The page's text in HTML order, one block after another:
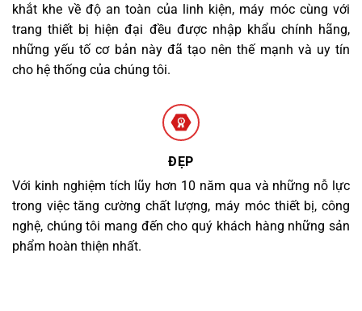
khắt khe về độ an toàn của linh kiện, máy móc cùng với
trang thiết bị hiện đại đều được nhập khẩu chính hãng,
những yếu tố cơ bản này đã tạo nên thế mạnh và uy tín
cho hệ thống của chúng tôi.
ĐẸP
Với kinh nghiệm tích lũy hơn 10 năm qua và những nỗ lực
trong việc tăng cường chất lượng, máy móc thiết bị, công
nghệ, chúng tôi mang đến cho quý khách hàng những sản
phẩm hoàn thiện nhất.